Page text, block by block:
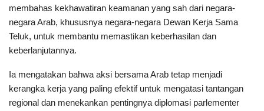
membahas kekhawatiran keamanan yang sah dari negara-
negara Arab, khususnya negara-negara Dewan Kerja Sama
Teluk, untuk membantu memastikan keberhasilan dan
keberlanjutannya.
Ia mengatakan bahwa aksi bersama Arab tetap menjadi
kerangka kerja yang paling efektif untuk mengatasi tantangan
regional dan menekankan pentingnya diplomasi parlementer